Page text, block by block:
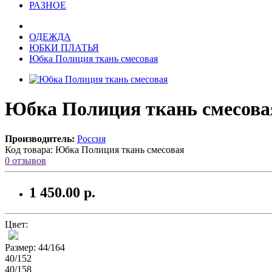
РАЗНОЕ
ОДЕЖДА
ЮБКИ ПЛАТЬЯ
Юбка Полиция ткань смесовая
Юбка Полиция ткань
Производитель: Россия
Код товара: Юбка Полиция ткань смесовая
0 отзывов
1 450.00 р.
Цвет:
Размер: 44/164
40/152
40/158